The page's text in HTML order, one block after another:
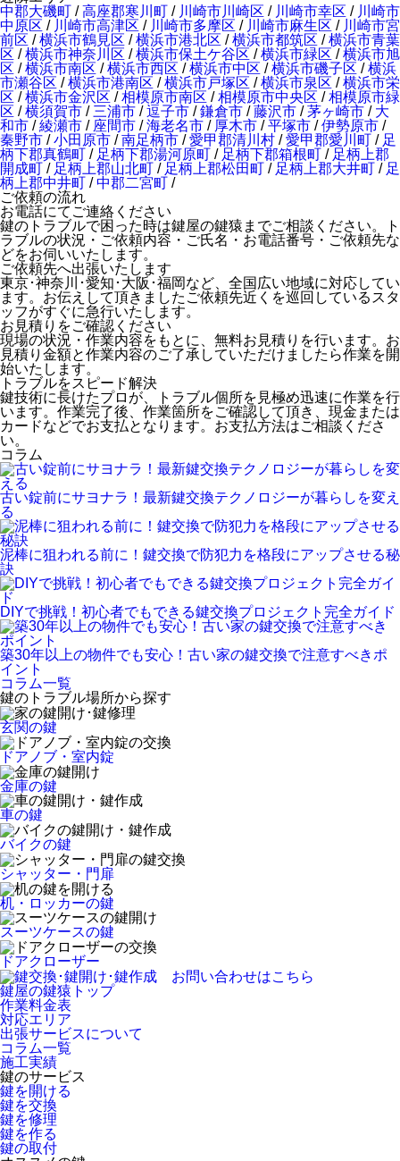
中郡大磯町 /高座郡寒川町 / 川崎市川崎区 / 川崎市幸区 / 川崎市
中原区 / 川崎市高津区 / 川崎市多摩区 / 川崎市麻生区 / 川崎市宮
前区 /横浜市鶴見区 /横浜市港北区 /横浜市都筑区 /横浜市青葉
区 /横浜市神奈川区 /横浜市保土ケ谷区 /横浜市緑区 /横浜市旭
区 /横浜市南区 /横浜市西区 /横浜市中区 /横浜市磯子区 /横浜
市瀬谷区 /横浜市港南区 /横浜市戸塚区 /横浜市泉区 /横浜市栄
区 /横浜市金沢区 /相模原市南区 /相模原市中央区 /相模原市緑
区 /横須賀市 / 三浦市 /逗子市 /鎌倉市 /藤沢市 /茅ヶ崎市 / 大
和市 /綾瀬市 / 座間市 /海老名市 / 厚木市 /平塚市 /伊勢原市 /
秦野市 /小田原市 /南足柄市 /愛甲郡清川村 /愛甲郡愛川町 / 足
柄下郡真鶴町 / 足柄下郡湯河原町 / 足柄下郡箱根町 / 足柄上郡
開成町 / 足柄上郡山北町 / 足柄上郡松田町 / 足柄上郡大井町 / 足
柄上郡中井町 /中郡二宮町 /
ご依頼の流れ
お電話にてご連絡ください
鍵のトラブルで困った時は鍵屋の鍵猿までご相談ください。ト
ラブルの状況・ご依頼内容・ご氏名・お電話番号・ご依頼先な
どをお伺いいたします。
ご依頼先へ出張いたします
東京･神奈川･愛知･大阪･福岡など、全国広い地域に対応してい
ます。お伝えして頂きましたご依頼先近くを巡回しているスタ
ッフがすぐに急行いたします。
お見積りをご確認ください
現場の状況・作業内容をもとに、無料お見積りを行います。お
見積り金額と作業内容のご了承していただけましたら作業を開
始いたします。
トラブルをスピード解決
鍵技術に長けたプロが、トラブル個所を見極め迅速に作業を行
います。作業完了後、作業箇所をご確認して頂き、現金または
カードなどでお支払となります。お支払方法はご相談くださ
い。
コラム
古い錠前にサヨナラ！最新鍵交換テクノロジーが暮らしを変え
る
泥棒に狙われる前に！鍵交換で防犯力を格段にアップさせる秘
訣
DIYで挑戦！初心者でもできる鍵交換プロジェクト完全ガイド
築30年以上の物件でも安心！古い家の鍵交換で注意すべきポ
イント
コラム一覧
鍵のトラブル場所から探す
玄関の鍵
ドアノブ・室内錠
金庫の鍵
車の鍵
バイクの鍵
シャッター・門扉
机・ロッカーの鍵
スーツケースの鍵
ドアクローザー
鍵屋の鍵猿トップ
作業料金表
対応エリア
出張サービスについて
コラム一覧
施工実績
鍵のサービス
鍵を開ける
鍵を交換
鍵を修理
鍵を作る
鍵の取付